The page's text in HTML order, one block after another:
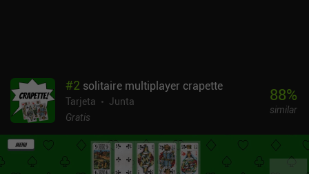
#2 solitaire multiplayer crapette
Tarjeta
Junta
Gratis
88%
similar